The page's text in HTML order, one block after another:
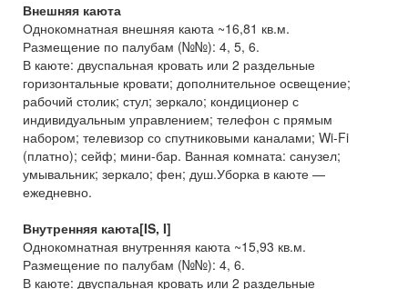
Внешняя каюта
Однокомнатная внешняя каюта ~16,81 кв.м.
Размещение по палубам (№№): 4, 5, 6.
В каюте: двуспальная кровать или 2 раздельные
горизонтальные кровати; дополнительное освещение;
рабочий столик; стул; зеркало; кондиционер с
индивидуальным управлением; телефон с прямым
набором; телевизор со спутниковыми каналами; Wi-Fi
(платно); сейф; мини-бар. Ванная комната: санузел;
умывальник; зеркало; фен; душ.Уборка в каюте —
ежедневно.
Внутренняя каюта[IS, I]
Однокомнатная внутренняя каюта ~15,93 кв.м.
Размещение по палубам (№№): 4, 6.
В каюте: двуспальная кровать или 2 раздельные